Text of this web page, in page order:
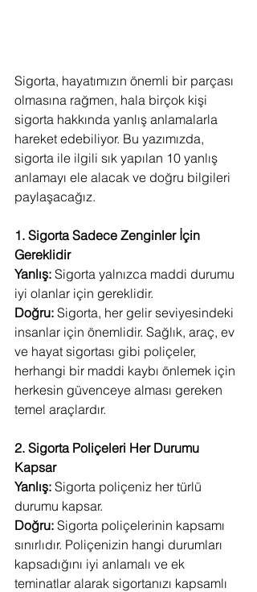
Sigorta, hayatımızın önemli bir parçası
olmasına rağmen, hala birçok kişi
sigorta hakkında yanlış anlamalarla
hareket edebiliyor. Bu yazımızda,
sigorta ile ilgili sık yapılan 10 yanlış
anlamayı ele alacak ve doğru bilgileri
paylaşacağız.
1. Sigorta Sadece Zenginler İçin
Gereklidir
Yanlış: Sigorta yalnızca maddi durumu
iyi olanlar için gereklidir.
Doğru: Sigorta, her gelir seviyesindeki
insanlar için önemlidir. Sağlık, araç, ev
ve hayat sigortası gibi poliçeler,
herhangi bir maddi kaybı önlemek için
herkesin güvenceye alması gereken
temel araçlardır.
2. Sigorta Poliçeleri Her Durumu
Kapsar
Yanlış: Sigorta poliçeniz her türlü
durumu kapsar.
Doğru: Sigorta poliçelerinin kapsamı
sınırlıdır. Poliçenizin hangi durumları
kapsadığını iyi anlamalı ve ek
teminatlar alarak sigortanızı kapsamlı